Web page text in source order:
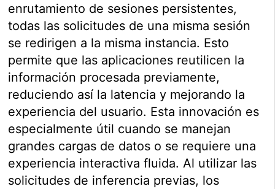
enrutamiento de sesiones persistentes,
todas las solicitudes de una misma sesión
se redirigen a la misma instancia. Esto
permite que las aplicaciones reutilicen la
información procesada previamente,
reduciendo así la latencia y mejorando la
experiencia del usuario. Esta innovación es
especialmente útil cuando se manejan
grandes cargas de datos o se requiere una
experiencia interactiva fluida. Al utilizar las
solicitudes de inferencia previas, los